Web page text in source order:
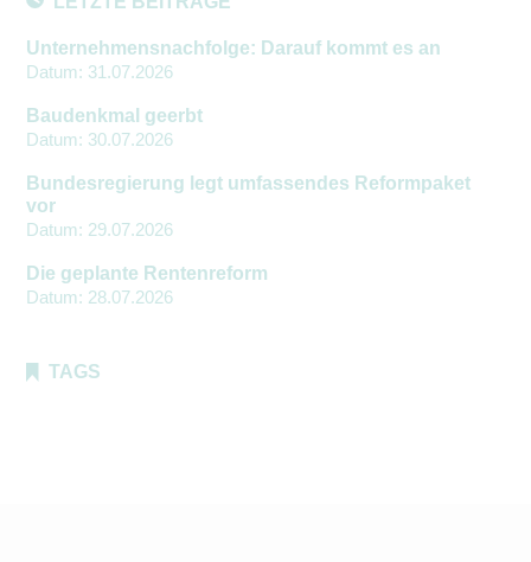
Unternehmensnachfolge: Darauf kommt es an
Datum: 31.07.2026
Baudenkmal geerbt
Datum: 30.07.2026
Bundesregierung legt umfassendes Reformpaket
vor
Datum: 29.07.2026
Die geplante Rentenreform
Datum: 28.07.2026
TAGS